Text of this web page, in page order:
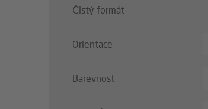
Čistý formát
Orientace
Barevnost